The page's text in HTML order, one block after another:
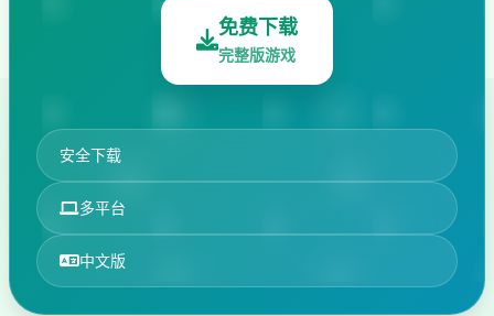
免费下载
完整版游戏
安全下载
多平台
中文版